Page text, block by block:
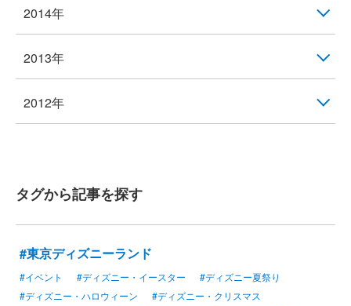
2014年
2013年
2012年
タグから記事を探す
#東京ディズニーランド
#イベント #ディズニー・イースター
#ディズニー夏祭り
#ディズニー・ハロウィーン
#ディズニー・クリスマス